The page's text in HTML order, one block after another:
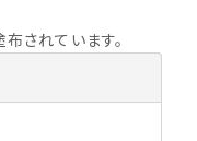
されています。